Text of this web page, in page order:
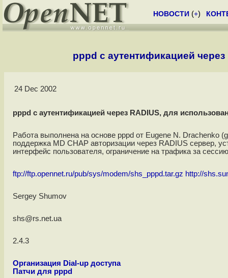
НОВОСТИ (+)
pppd с аутентификацией
24 Dec 2002
pppd с аутентификацией через RADIUS, для
Работа выполнена на основе pppd от Eugene N. Drachenko
поддержка MD CHAP авторизации через RADIUS сервер,
интерфейс пользователя, ограничение на трафика за
ftp://ftp.opennet.ru/pub/sys/modem/shs_pppd.tar.gz http://
Sergey Shumov
shs@rs.net.ua
2.4.3
Организация Dial-up доступа
Патчи для pppd